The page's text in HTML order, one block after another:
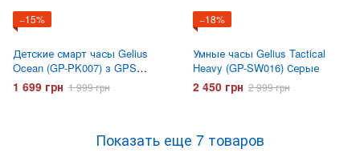
−15%
Детские смарт часы Gelius
Ocean (GP-PK007) з GPS
трекером Розовые
1 699 грн 1 999 грн
−18%
Умные часы Gelius Tactical
Heavy (GP-SW016) Серые
2 450 грн 2 999 грн
Показать еще 7 товаров